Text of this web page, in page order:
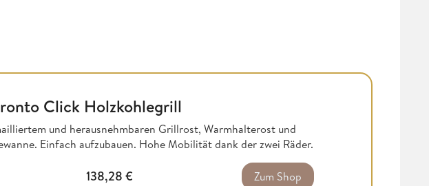
Click Holzkohlegrill
und herausnehmbaren Grillrost, Warmhalterost und
Einfach aufzubauen. Hohe Mobilität dank der zwei Räder.
138,28 € Zum Shop